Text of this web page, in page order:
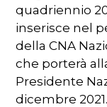
quadriennio
inserisce nel
della CNA
che porterà
Presidente
dicembre 2021.